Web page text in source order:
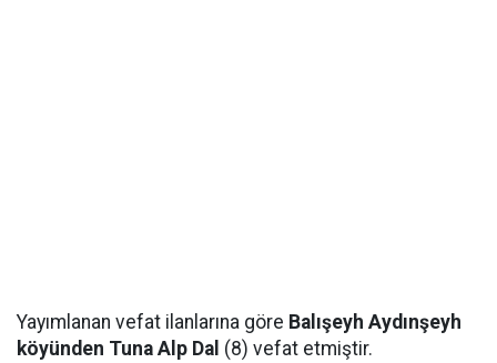
Yayımlanan vefat ilanlarına göre Balışeyh Aydınşeyh
köyünden Tuna Alp Dal (8) vefat etmiştir.